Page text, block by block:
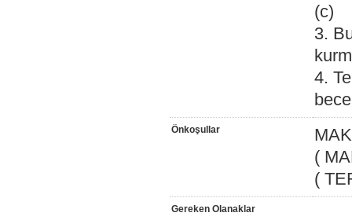
(c)
3.
4.
Önkoşullar
(
(
Gereken Olanaklar